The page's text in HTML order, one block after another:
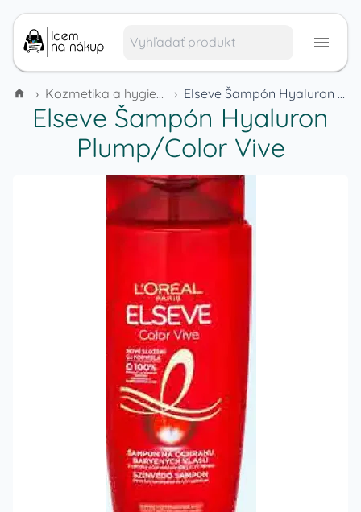
› Kozmetika a hygienické potreby › Elseve Šampón Hyaluron Plump/Color Vive
Elseve Šampón Hyaluron
Plump/Color Vive